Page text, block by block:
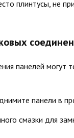
плинтусы, не
панелей могут
панели в
смазки для